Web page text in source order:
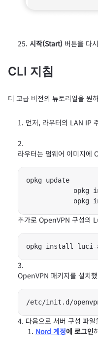
시작(Start) 버튼을 다
CLI 지침
더 고급 버전의 튜토리얼을 원
먼저, 라우터의 LAN IP
라우터는 펌웨어 이미지에
opkg update
추가로 OpenVPN 구성의
opkg install luci-
OpenVPN 패키지를 설치
/etc/init.d/
다음으로 서버 구성 파
Nord 계정에 로그인